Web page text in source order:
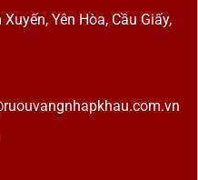
Yên Hòa, Cầu Giấy,